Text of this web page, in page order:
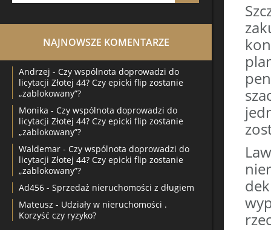
NAJNOWSZE KOMENTARZE
Andrzej - Czy wspólnota doprowadzi do
licytacji Złotej 44? Czy epicki flip zostanie
„zablokowany”?
Monika - Czy wspólnota doprowadzi do
licytacji Złotej 44? Czy epicki flip zostanie
„zablokowany”?
Waldemar - Czy wspólnota doprowadzi do
licytacji Złotej 44? Czy epicki flip zostanie
„zablokowany”?
Ad456 - Sprzedaż nieruchomości z długiem
Mateusz - Udziały w nieruchomości .
Korzyść czy ryzyko?